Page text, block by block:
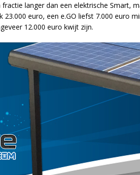
langer dan een elektrische Smart,
euro, een e.GO liefst 7.000 euro
12.000 euro kwijt zijn.